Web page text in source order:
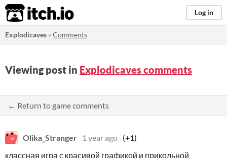
itch.io Log in
Explodicaves »Comments
Viewing post in Explodicaves comments
← Return to game comments
Olika_Stranger 1 year ago (+1)
классная игра с красивой графикой и прикольной